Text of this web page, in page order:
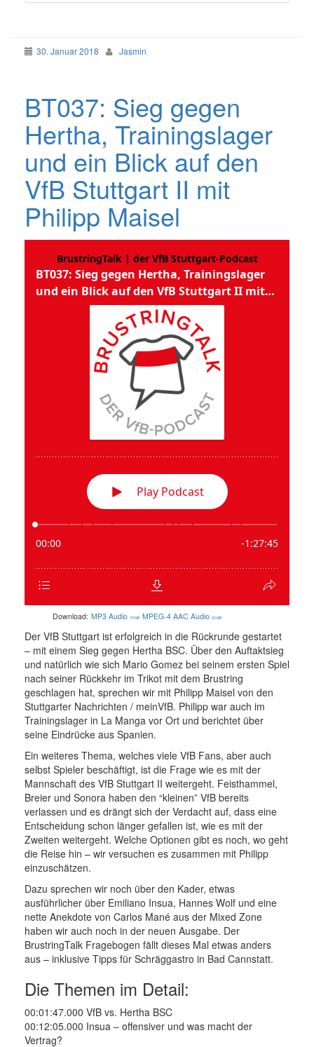
30. Januar 2018 Jasmin
BT037: Sieg gegen
Hertha, Trainingslager
und ein Blick auf den
VfB Stuttgart II mit
Philipp Maisel
Download: MP3 Audio 70 MB MPEG-4 AAC Audio 62 MB
Der VfB Stuttgart ist erfolgreich in die Rückrunde gestartet
– mit einem Sieg gegen Hertha BSC. Über den Auftaktsieg
und natürlich wie sich Mario Gomez bei seinem ersten Spiel
nach seiner Rückkehr im Trikot mit dem Brustring
geschlagen hat, sprechen wir mit Philipp Maisel von den
Stuttgarter Nachrichten / meinVfB. Philipp war auch im
Trainingslager in La Manga vor Ort und berichtet über
seine Eindrücke aus Spanien.
Ein weiteres Thema, welches viele VfB Fans, aber auch
selbst Spieler beschäftigt, ist die Frage wie es mit der
Mannschaft des VfB Stuttgart II weitergeht. Feisthammel,
Breier und Sonora haben den “kleinen” VfB bereits
verlassen und es drängt sich der Verdacht auf, dass eine
Entscheidung schon länger gefallen ist, wie es mit der
Zweiten weitergeht. Welche Optionen gibt es noch, wo geht
die Reise hin – wir versuchen es zusammen mit Philipp
einzuschätzen.
Dazu sprechen wir noch über den Kader, etwas
ausführlicher über Emiliano Insua, Hannes Wolf und eine
nette Anekdote von Carlos Mané aus der Mixed Zone
haben wir auch noch in der neuen Ausgabe. Der
BrustringTalk Fragebogen fällt dieses Mal etwas anders
aus – inklusive Tipps für Schräggastro in Bad Cannstatt.
Die Themen im Detail:
00:01:47.000 VfB vs. Hertha BSC
00:12:05.000 Insua – offensiver und was macht der
Vertrag?